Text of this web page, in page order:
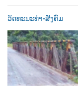
ວັດທະນະທຳ-ສັງຄົມ